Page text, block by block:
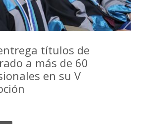
títulos de
a más de 60
en su V